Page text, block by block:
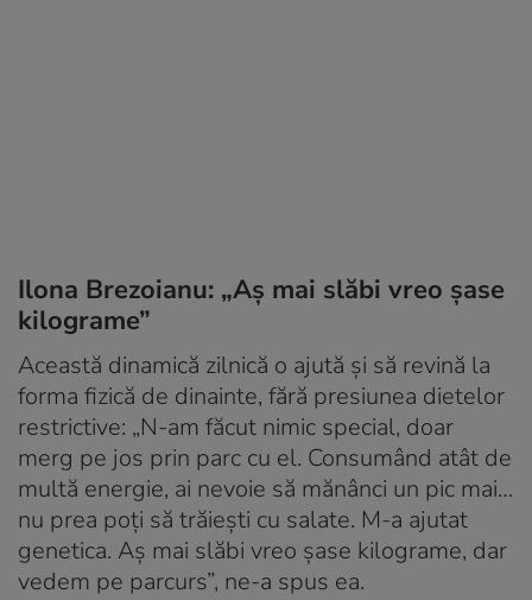
Ilona Brezoianu: „Aș mai slăbi vreo șase
kilograme”
Această dinamică zilnică o ajută și să revină la
forma fizică de dinainte, fără presiunea dietelor
restrictive: „N-am făcut nimic special, doar
merg pe jos prin parc cu el. Consumând atât de
multă energie, ai nevoie să mănânci un pic mai…
nu prea poți să trăiești cu salate. M-a ajutat
genetica. Aș mai slăbi vreo șase kilograme, dar
vedem pe parcurs”, ne-a spus ea.